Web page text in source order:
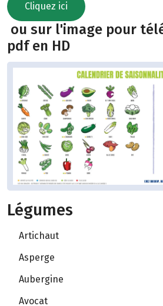
Cliquez ici
ou sur l'image pour
pdf en HD
Légumes
Artichaut
Asperge
Aubergine
Avocat